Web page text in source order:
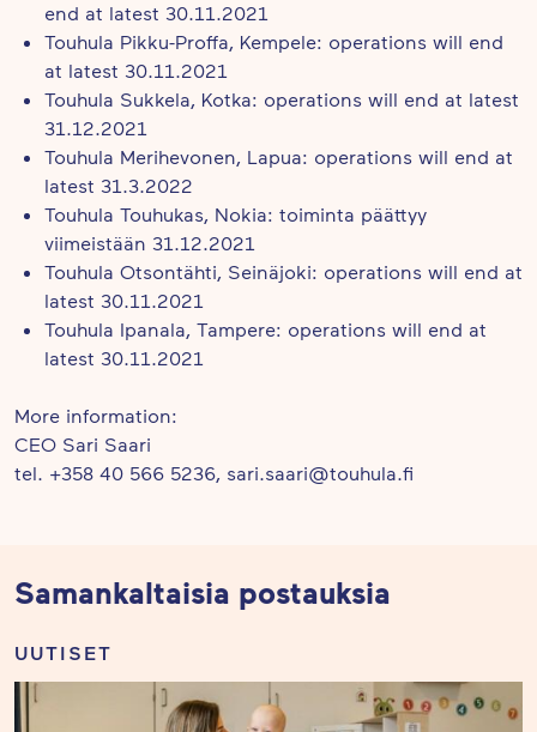
end at latest 30.11.2021
Touhula Pikku-Proffa, Kempele: operations will end
at latest 30.11.2021
Touhula Sukkela, Kotka: operations will end at latest
31.12.2021
Touhula Merihevonen, Lapua: operations will end at
latest 31.3.2022
Touhula Touhukas, Nokia: toiminta päättyy
viimeistään 31.12.2021
Touhula Otsontähti, Seinäjoki: operations will end at
latest 30.11.2021
Touhula Ipanala, Tampere: operations will end at
latest 30.11.2021
More information:
CEO Sari Saari
tel. +358 40 566 5236, sari.saari@touhula.fi
Samankaltaisia postauksia
UUTISET